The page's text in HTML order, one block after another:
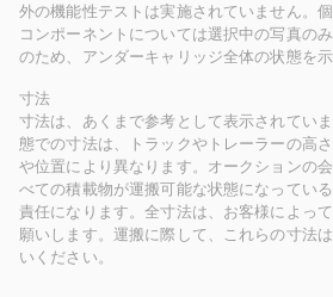
外の機能性テストは実施されていません。
コンポーネントについては選択中の写真の
のため、アンダーキャリッジ全体の状態を
寸法
寸法は、あくまで参考として表示されてい
態での寸法は、トラックやトレーラーの高
や位置により異なります。オークションの
べての積載物が運搬可能な状態になってい
責任になります。全寸法は、お客様によっ
願いします。運搬に際して、これらの寸法
いください。